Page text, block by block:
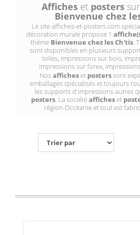
Affiches et posters
Bienvenue chez
Le site affiches-et-posters.com
décoration murale propose 1
thème Bienvenue chez les Ch'tis.
sont disponibles en plusieurs
toiles, impressions sur bois,
impressions sur forex,
Nosafficheset posterssont
emballages spécialisés et toujours
les supports d'impressions autres
posters. La sociétéafficheset
région Occitanie et tout est